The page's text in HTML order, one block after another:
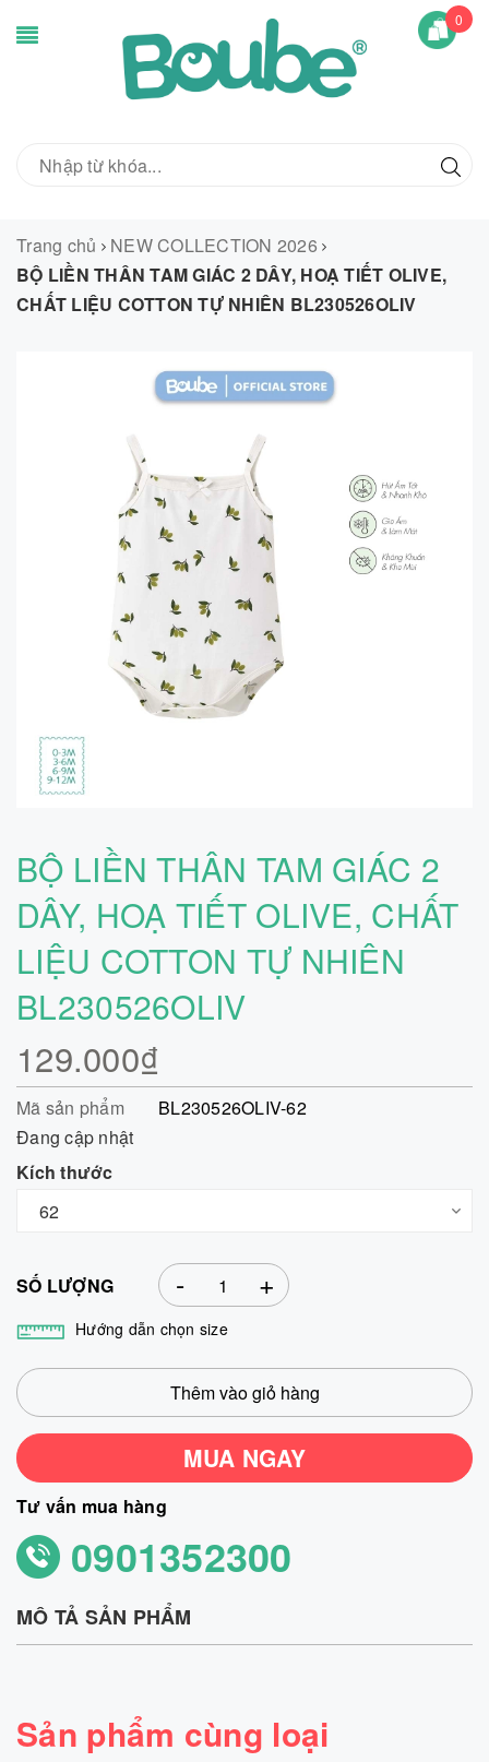
0
Trang chủ
NEW COLLECTION 2026
BỘ LIỀN THÂN TAM GIÁC 2 DÂY, HOẠ TIẾT OLIVE,
CHẤT LIỆU COTTON TỰ NHIÊN BL230526OLIV
BỘ LIỀN THÂN TAM GIÁC 2
DÂY, HOẠ TIẾT OLIVE, CHẤT
LIỆU COTTON TỰ NHIÊN
BL230526OLIV
129.000₫
Mã sản phẩm
BL230526OLIV-62
Đang cập nhật
Kích thước
SỐ LƯỢNG +
-
Hướng dẫn chọn size
Thêm vào giỏ hàng
MUA NGAY
Tư vấn mua hàng
0901352300
MÔ TẢ SẢN PHẨM
Sản phẩm cùng loại